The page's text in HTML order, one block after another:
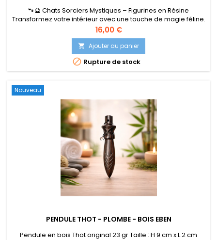
🐾🔮 Chats Sorciers Mystiques – Figurines en Résine
Transformez votre intérieur avec une touche de magie féline.
Ces adorables chats noirs, vêtus de tenues de sorcier,
incarnent la sagesse et le mystère. Chaque figurine est
minutieusement sculptée en résine, avec des détails
ésotériques comme le pentagramme, le grimoire ouvert et
les accessoires magiques....
Prix
16,00 €
 Ajouter au panier
 Rupture de stock
Nouveau
PENDULE THOT - PLOMBE - BOIS EBEN
Pendule en bois Thot original 23 gr Taille : H 9 cm x L 2 cm